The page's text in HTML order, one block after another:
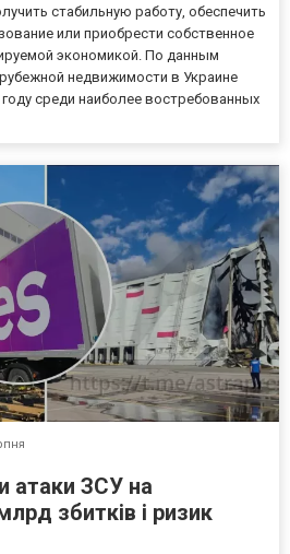
стабильную работу, обеспечить
или приобрести собственное
экономикой. По данным
недвижимости в Украине
среди наиболее востребованных
атаки ЗСУ на
збитків і ризик